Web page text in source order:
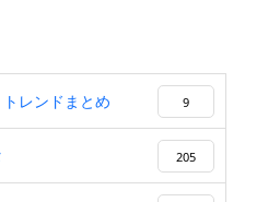
レンドまとめ 9
205